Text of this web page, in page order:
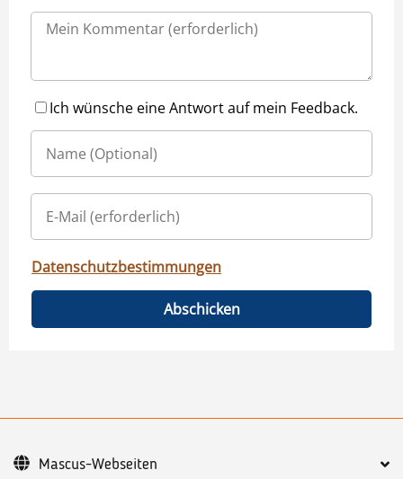
Ich wünsche eine Antwort auf mein Feedback.
Datenschutzbestimmungen
Abschicken
Mascus-Webseiten